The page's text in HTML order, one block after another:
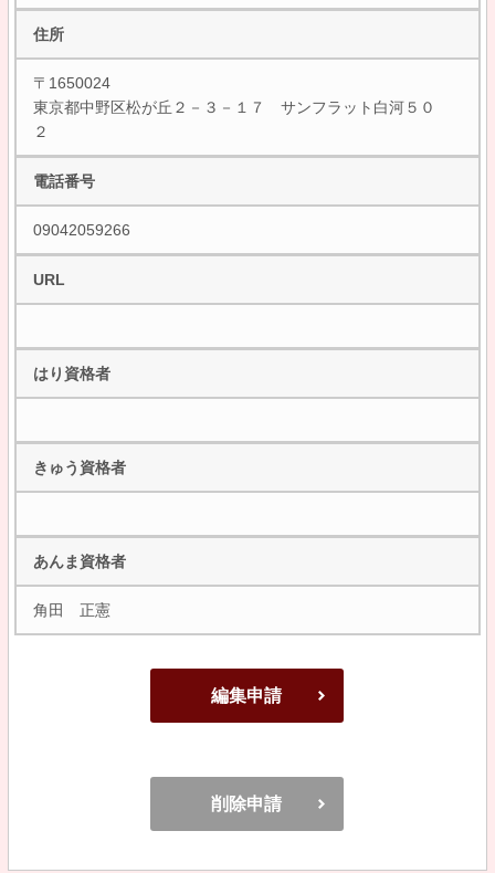
住所
〒1650024
東京都中野区松が丘２－３－１７ サンフラット白河５０
２
電話番号
09042059266
URL
はり資格者
きゅう資格者
あんま資格者
角田 正憲
編集申請
削除申請